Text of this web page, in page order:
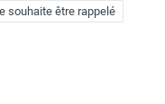
pales
souhaite être rappelé